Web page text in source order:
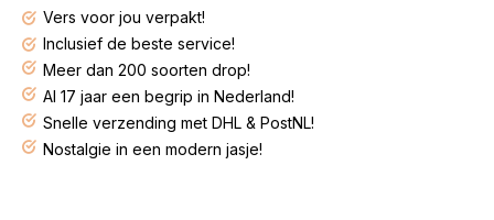
Vers voor jou verpakt!
Inclusief de beste service!
Meer dan 200 soorten drop!
Al 17 jaar een begrip in Nederland!
Snelle verzending met DHL & PostNL!
Nostalgie in een modern jasje!